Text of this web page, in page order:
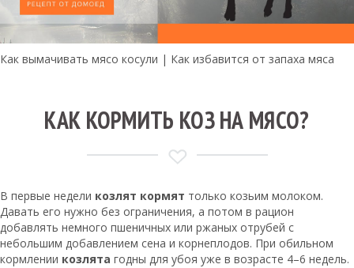
Как вымачивать мясо косули | Как избавится от запаха мяса
КАК КОРМИТЬ КОЗ НА МЯСО?
В первые недели козлят кормят только козьим молоком.
Давать его нужно без ограничения, а потом в рацион
добавлять немного пшеничных или ржаных отрубей с
небольшим добавлением сена и корнеплодов. При обильном
кормлении козлята годны для убоя уже в возрасте 4–6 недель.